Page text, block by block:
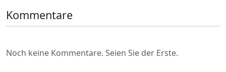
Kommentare
Noch keine Kommentare. Seien Sie der Erste.